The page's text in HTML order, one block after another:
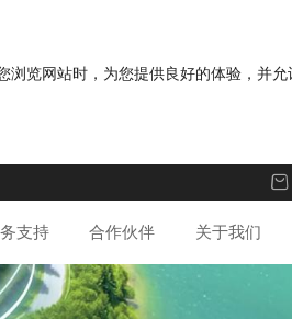
浏览网站时，为您提供良好的体验，并
支持 合作伙伴 关于我们